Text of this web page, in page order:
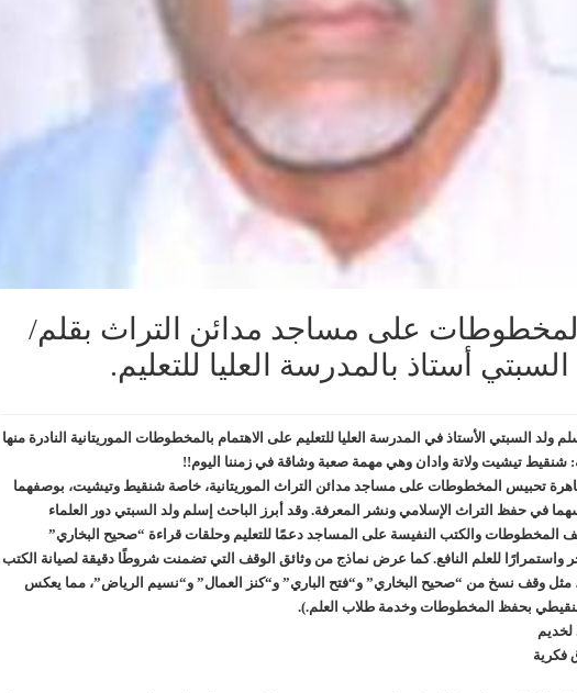
على مساجد مدائن التراث بقلم/
أستاذ بالمدرسة العليا للتعليم.
ولد السبتي الأستاذ في المدرسة العليا للتعليم على الاهتمام بالمخطوطات الموريتانية النادرة منها
شنقيط تيشيت ولاتة وادان وهي مهمة صعبة وشاقة في زمننا اليوم!!
تحبيس المخطوطات على مساجد مدائن التراث الموريتانية، خاصة شنقيط وتيشيت، بوصفهما
في حفظ التراث الإسلامي ونشر المعرفة. وقد أبرز الباحث إسلم ولد السبتي دور العلماء
المخطوطات والكتب النفيسة على المساجد دعمًا للتعليم وحلقات قراءة “صحيح البخاري”
واستمرارًا للعلم النافع. كما عرض نماذج من وثائق الوقف التي تضمنت شروطًا دقيقة لصيانة الكتب
مثل وقف نسخ من “صحيح البخاري” و“فتح الباري” و“كنز العمال” و“نسيم الرياض”، مما يعكس
بحفظ المخطوطات وخدمة طلاب العلم.).
لخديم
فكرية